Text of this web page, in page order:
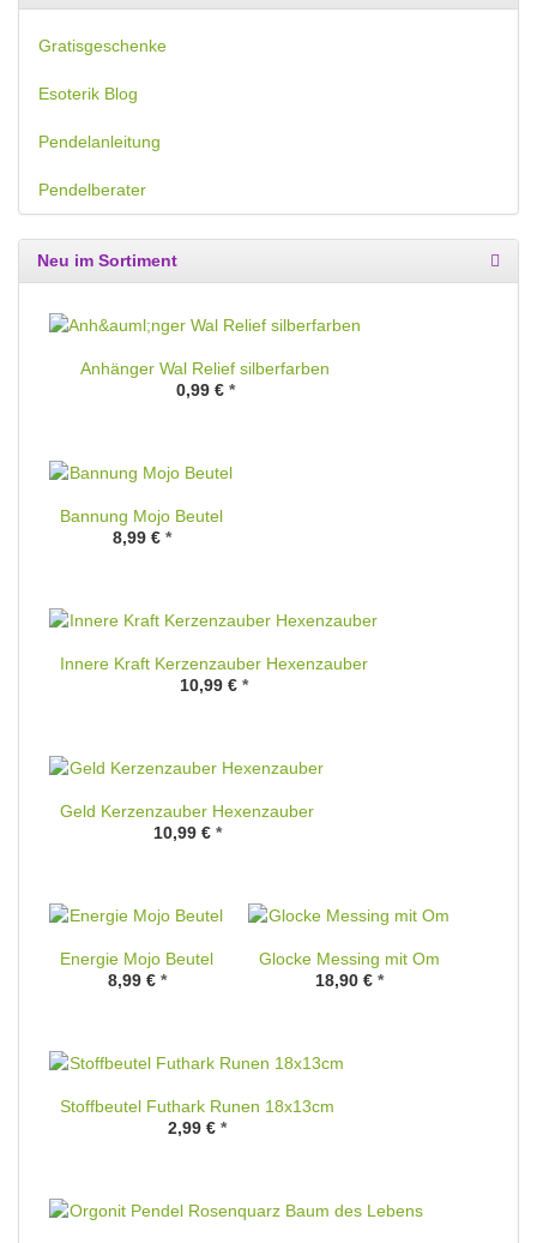
Gratisgeschenke
Esoterik Blog
Pendelanleitung
Pendelberater
Neu im Sortiment
Anhänger Wal Relief silberfarben
0,99 € *
Bannung Mojo Beutel
8,99 € *
Innere Kraft Kerzenzauber Hexenzauber
10,99 € *
Geld Kerzenzauber Hexenzauber
10,99 € *
Energie Mojo Beutel
8,99 € *
Glocke Messing mit Om
18,90 € *
Stoffbeutel Futhark Runen 18x13cm
2,99 € *